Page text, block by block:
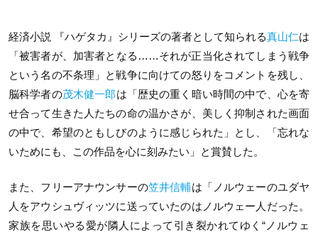
経済小説 『ハゲタカ』シリーズの著者として知られる真山仁は
「被害者が、加害者となる……それが正当化されてしまう戦争
という名の不条理」と戦争に向けての怒りをコメントを残し、
脳科学者の茂木健一郎は「歴史の重く暗い時間の中で、心を寄
せ合って生きた人たちの命の温かさが、美しく抑制された画面
の中で、希望のともしびのように感じられた」とし、「忘れな
いためにも、この作品を心に刻みたい」と賞賛した。
また、フリーアナウンサーの笠井信輔は「ノルウェーのユダヤ
人をアウシュヴィッツに送っていたのはノルウェー人だった。
家族を思いやる愛が隣人によって引き裂かれてゆく“ノルウェ